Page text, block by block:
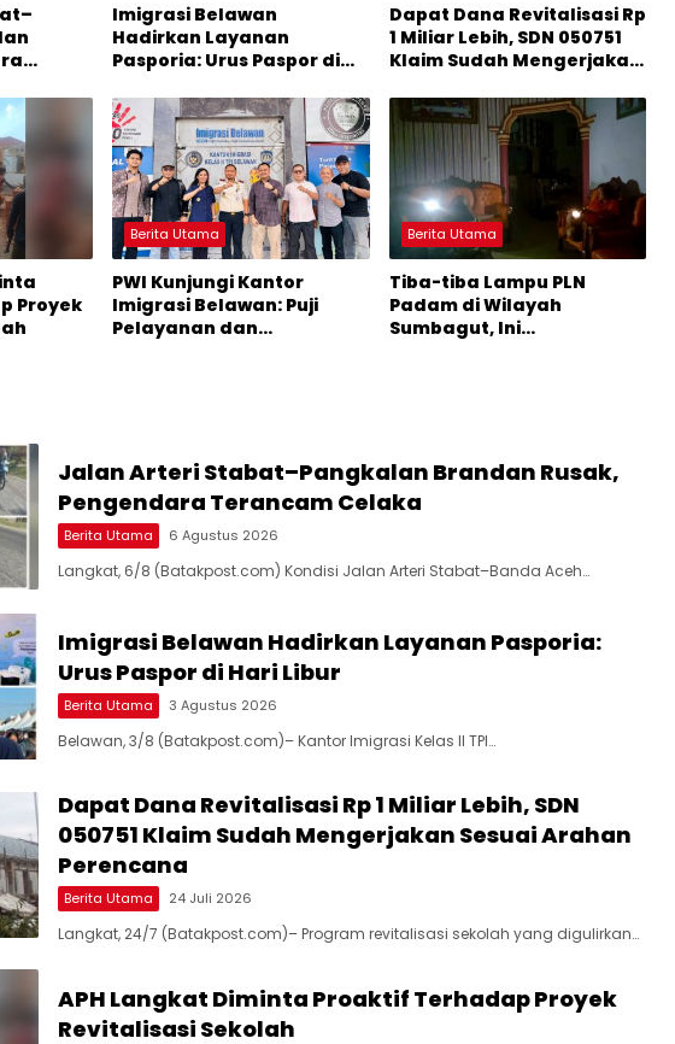
Imigrasi Belawan
Hadirkan Layanan
Pasporia: Urus Paspor di
Dapat Dana Revitalisasi Rp
1 Miliar Lebih, SDN 050751
Klaim Sudah Mengerjakan
Proyek
Berita Utama
PWI Kunjungi Kantor
Imigrasi Belawan: Puji
Pelayanan dan
Berita Utama
Tiba-tiba Lampu PLN
Padam di Wilayah
Sumbagut, Ini
Jalan Arteri Stabat–Pangkalan Brandan Rusak,
Pengendara Terancam Celaka
Berita Utama 6 Agustus 2026
Langkat, 6/8 (Batakpost.com) Kondisi Jalan Arteri Stabat–Banda Aceh…
Imigrasi Belawan Hadirkan Layanan Pasporia:
Urus Paspor di Hari Libur
Berita Utama 3 Agustus 2026
Belawan, 3/8 (Batakpost.com)– Kantor Imigrasi Kelas II TPI…
Dapat Dana Revitalisasi Rp 1 Miliar Lebih, SDN
050751 Klaim Sudah Mengerjakan Sesuai Arahan
Perencana
Berita Utama 24 Juli 2026
Langkat, 24/7 (Batakpost.com)– Program revitalisasi sekolah yang digulirkan…
APH Langkat Diminta Proaktif Terhadap Proyek
Revitalisasi Sekolah